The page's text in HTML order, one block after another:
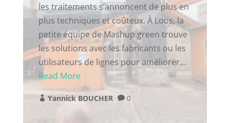
les traitements s’annoncent de plus en
plus techniques et coûteux. À Loos, la
petite équipe de Mashup.green trouve
les solutions avec les fabricants ou les
utilisateurs de lignes pour améliorer...
Read More
 Yannick BOUCHER  0